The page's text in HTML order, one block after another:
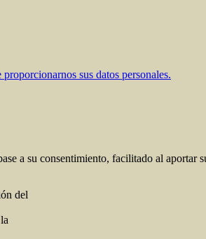
sus datos personales.
a su consentimiento, facilitado al aportar
del